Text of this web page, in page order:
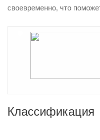
своевременно, что
Классификация